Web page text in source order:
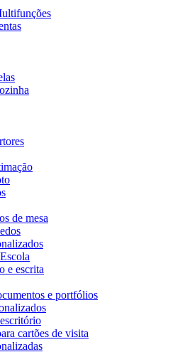
de mesa
e escrita
e portfólios
cartões de visita